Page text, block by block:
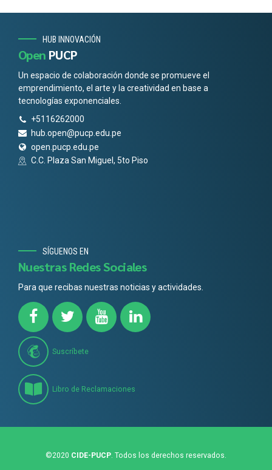
HUB INNOVACIÓN
Open PUCP
Un espacio de colaboración donde se promueve el
emprendimiento, el arte y la creatividad en base a
tecnologías exponenciales.
+5116262000
hub.open@pucp.edu.pe
open.pucp.edu.pe
C.C. Plaza San Miguel, 5to Piso
SÍGUENOS EN
Nuestras Redes Sociales
Para que recibas nuestras noticias y actividades.
Suscríbete
Libro de Reclamaciones
©2020 CIDE-PUCP. Todos los derechos reservados.